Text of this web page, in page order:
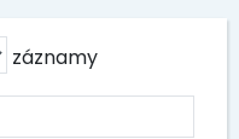
záznamy